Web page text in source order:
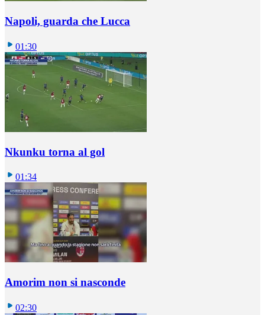
Napoli, guarda che Lucca
01:30
Nkunku torna al gol
01:34
Amorim non si nasconde
02:30